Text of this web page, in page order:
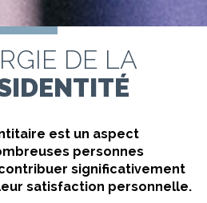
DE LA
est un aspect
personnes
significativement
satisfaction personnelle.